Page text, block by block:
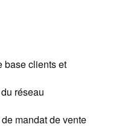
base clients et
réseau
mandat de vente